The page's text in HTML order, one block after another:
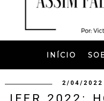
INÍCIO
2/04/2022